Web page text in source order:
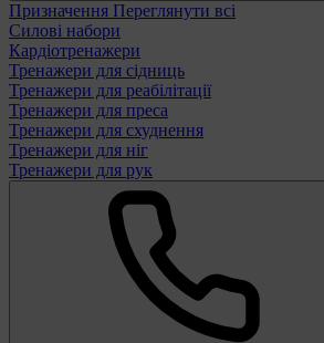
Призначення Переглянути всі
Силові набори
Кардіотренажери
Тренажери для сідниць
Тренажери для реабілітації
Тренажери для преса
Тренажери для схуднення
Тренажери для ніг
Тренажери для рук